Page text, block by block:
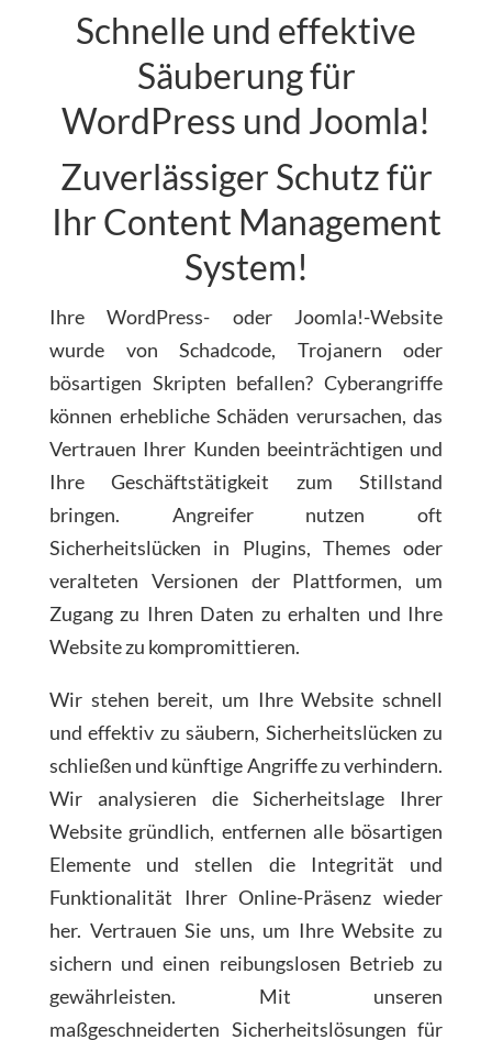
Schnelle und effektive
Säuberung für
WordPress und Joomla!
Zuverlässiger Schutz für
Ihr Content Management
System!
Ihre WordPress- oder Joomla!-Website
wurde von Schadcode, Trojanern oder
bösartigen Skripten befallen? Cyberangriffe
können erhebliche Schäden verursachen, das
Vertrauen Ihrer Kunden beeinträchtigen und
Ihre Geschäftstätigkeit zum Stillstand
bringen. Angreifer nutzen oft
Sicherheitslücken in Plugins, Themes oder
veralteten Versionen der Plattformen, um
Zugang zu Ihren Daten zu erhalten und Ihre
Website zu kompromittieren.
Wir stehen bereit, um Ihre Website schnell
und effektiv zu säubern, Sicherheitslücken zu
schließen und künftige Angriffe zu verhindern.
Wir analysieren die Sicherheitslage Ihrer
Website gründlich, entfernen alle bösartigen
Elemente und stellen die Integrität und
Funktionalität Ihrer Online-Präsenz wieder
her. Vertrauen Sie uns, um Ihre Website zu
sichern und einen reibungslosen Betrieb zu
gewährleisten. Mit unseren
maßgeschneiderten Sicherheitslösungen für